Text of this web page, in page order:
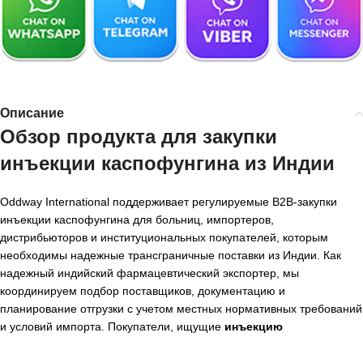
Описание
Обзор продукта для закупки
инъекции каспофунгина из Индии
Oddway International поддерживает регулируемые B2B-закупки
инъекции каспофунгина для больниц, импортеров,
дистрибьюторов и институциональных покупателей, которым
необходимы надежные трансграничные поставки из Индии. Как
надежный индийский фармацевтический экспортер, мы
координируем подбор поставщиков, документацию и
планирование отгрузки с учетом местных нормативных требований
и условий импорта. Покупатели, ищущие инъекцию